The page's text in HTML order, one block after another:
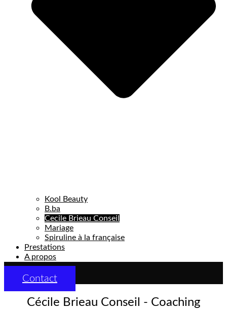
Kool Beauty
B.ba
Cecile Brieau Conseil
Mariage
Spiruline à la française
Prestations
A propos
Contact
Cécile Brieau Conseil - Coaching